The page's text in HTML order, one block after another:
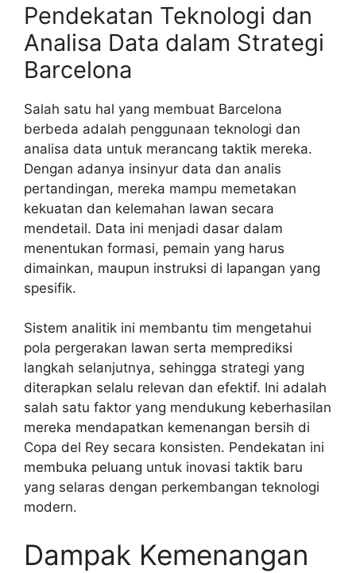
Pendekatan Teknologi dan
Analisa Data dalam Strategi
Barcelona
Salah satu hal yang membuat Barcelona
berbeda adalah penggunaan teknologi dan
analisa data untuk merancang taktik mereka.
Dengan adanya insinyur data dan analis
pertandingan, mereka mampu memetakan
kekuatan dan kelemahan lawan secara
mendetail. Data ini menjadi dasar dalam
menentukan formasi, pemain yang harus
dimainkan, maupun instruksi di lapangan yang
spesifik.
Sistem analitik ini membantu tim mengetahui
pola pergerakan lawan serta memprediksi
langkah selanjutnya, sehingga strategi yang
diterapkan selalu relevan dan efektif. Ini adalah
salah satu faktor yang mendukung keberhasilan
mereka mendapatkan kemenangan bersih di
Copa del Rey secara konsisten. Pendekatan ini
membuka peluang untuk inovasi taktik baru
yang selaras dengan perkembangan teknologi
modern.
Dampak Kemenangan